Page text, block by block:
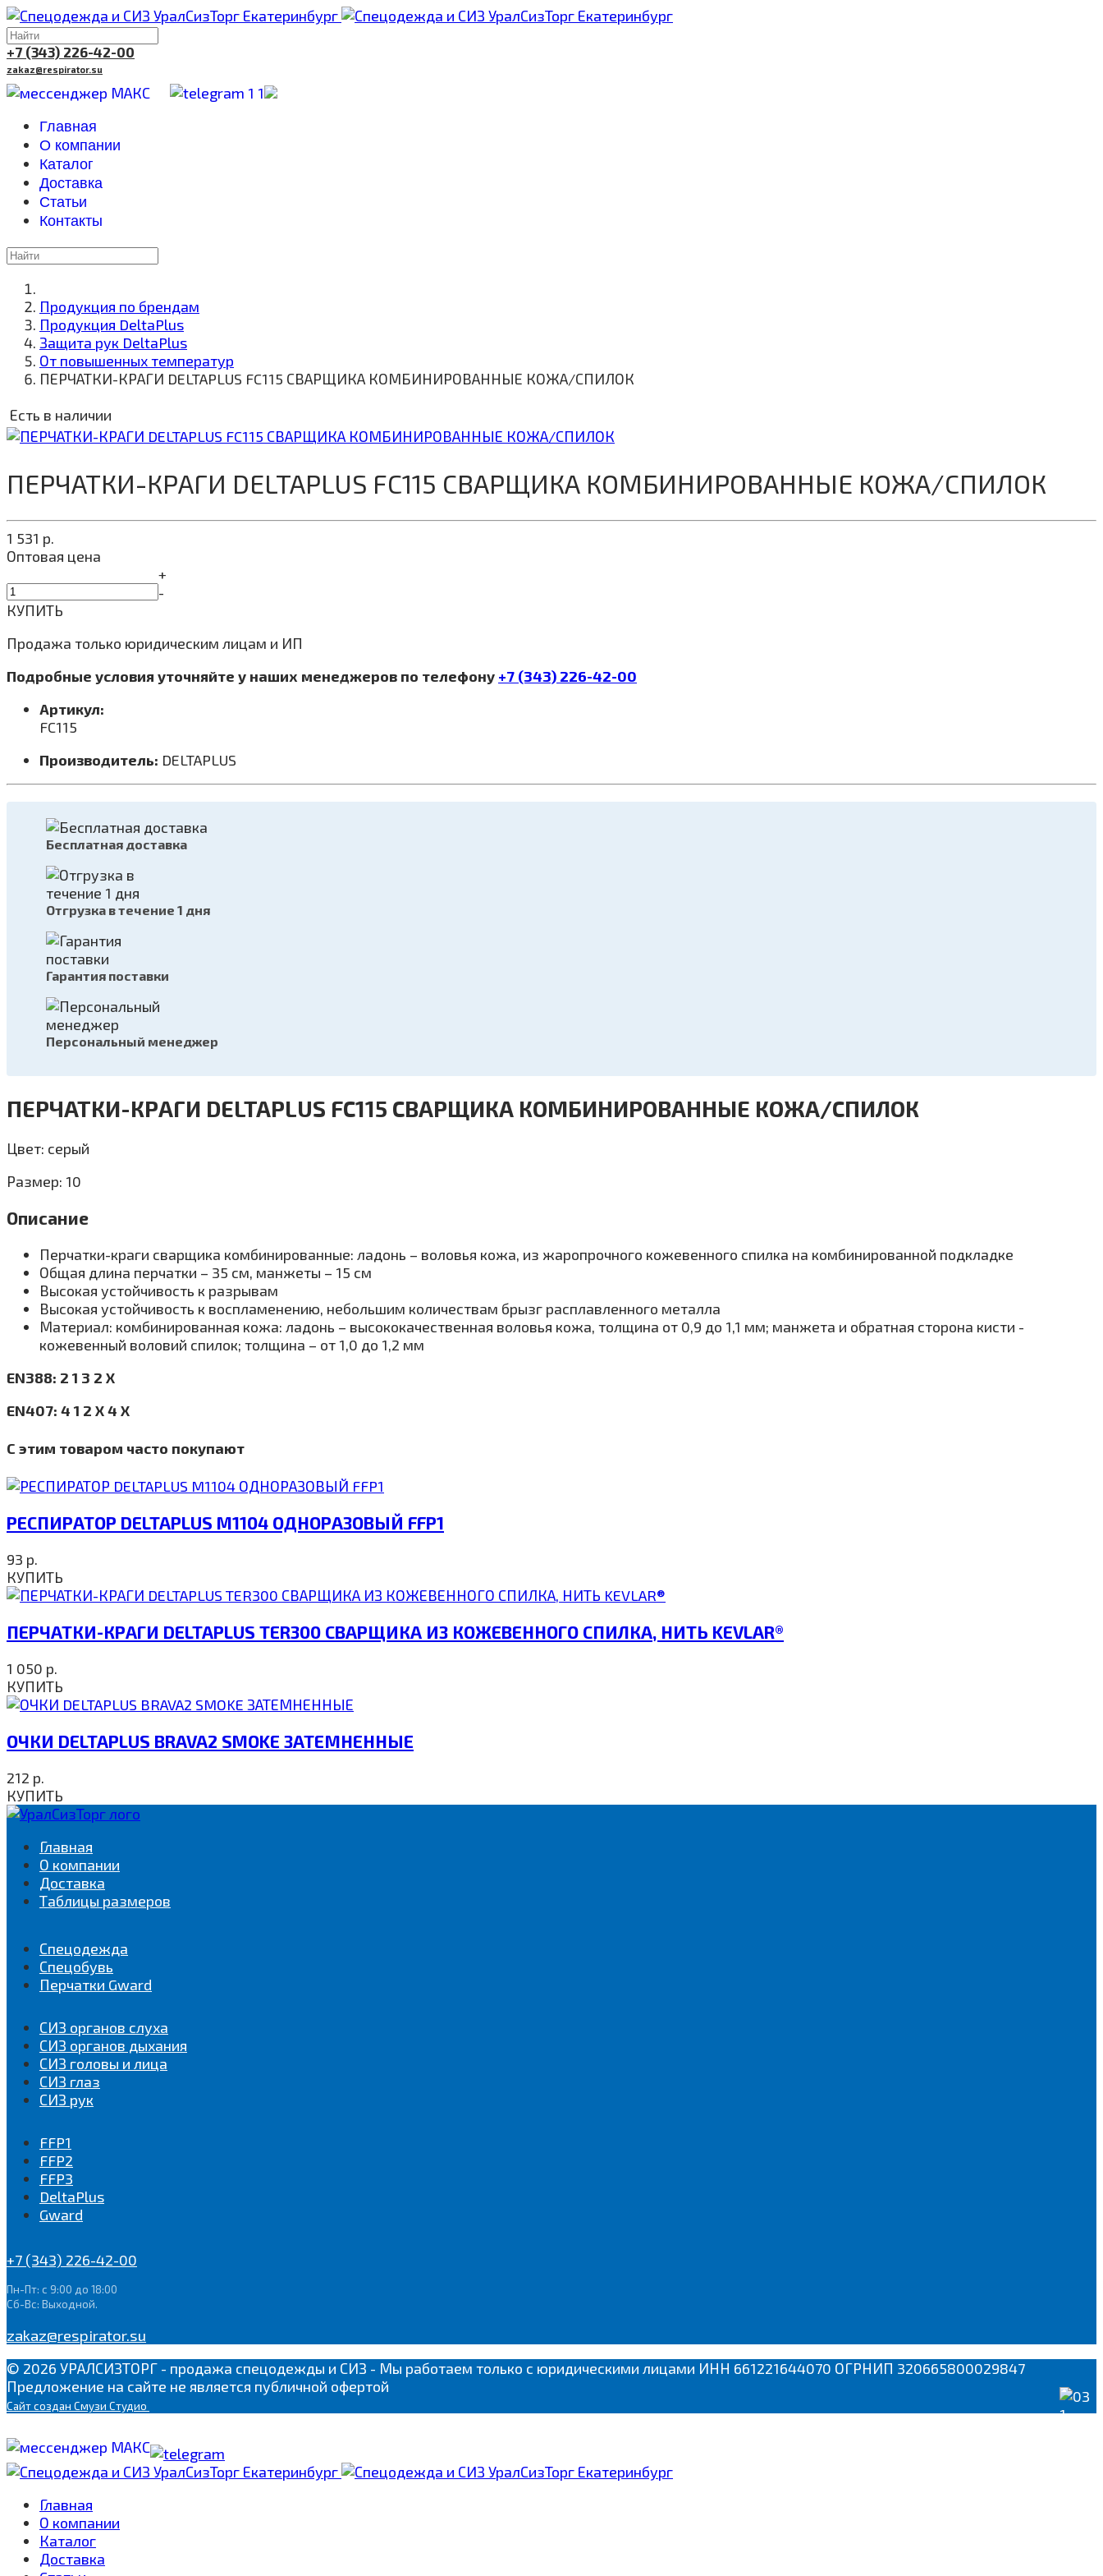
+7 (343) 226-42-00
zakaz@respirator.su
Главная
О компании
Каталог
Доставка
Cтатьи
Контакты
Продукция по брендам
Продукция DeltaPlus
Защита рук DeltaPlus
От повышенных температур
ПЕРЧАТКИ-КРАГИ DELTAPLUS FC115 СВАРЩИКА КОМБИНИРОВАННЫЕ КОЖА/СПИЛОК
Есть в наличии
ПЕРЧАТКИ-КРАГИ DELTAPLUS FC115 СВАРЩИКА КОМБИНИРОВАННЫЕ КОЖА/СПИЛОК
1 531 р.
Оптовая цена
+
-
КУПИТЬ
Продажа только юридическим лицам и ИП
Подробные условия уточняйте у наших менеджеров по телефону +7 (343) 226-42-00
Артикул:
FC115
Производитель: DELTAPLUS
Бесплатная доставка
Отгрузка в течение 1 дня
Гарантия поставки
Персональный менеджер
ПЕРЧАТКИ-КРАГИ DELTAPLUS FC115 СВАРЩИКА КОМБИНИРОВАННЫЕ КОЖА/СПИЛОК
Цвет: серый
Размер: 10
Описание
Перчатки-краги сварщика комбинированные: ладонь – воловья кожа, из жаропрочного кожевенного спилка на комбинированной подкладке
Общая длина перчатки – 35 см, манжеты – 15 см
Высокая устойчивость к разрывам
Высокая устойчивость к воспламенению, небольшим количествам брызг расплавленного металла
Материал: комбинированная кожа: ладонь – высококачественная воловья кожа, толщина от 0,9 до 1,1 мм; манжета и обратная сторона кисти -
кожевенный воловий спилок; толщина – от 1,0 до 1,2 мм
EN388: 2 1 3 2 Х
EN407: 4 1 2 Х 4 Х
С этим товаром часто покупают
РЕСПИРАТОР DELTAPLUS M1104 ОДНОРАЗОВЫЙ FFP1
93 р.
КУПИТЬ
ПЕРЧАТКИ-КРАГИ DELTAPLUS TER300 СВАРЩИКА ИЗ КОЖЕВЕННОГО СПИЛКА, НИТЬ KEVLAR®
1 050 р.
КУПИТЬ
ОЧКИ DELTAPLUS BRAVA2 SMOKE ЗАТЕМНЕННЫЕ
212 р.
КУПИТЬ
Главная
О компании
Доставка
Таблицы размеров
Спецодежда
Спецобувь
Перчатки Gward
СИЗ органов слуха
СИЗ органов дыхания
СИЗ головы и лица
СИЗ глаз
СИЗ рук
FFP1
FFP2
FFP3
DeltaPlus
Gward
+7 (343) 226-42-00
Пн-Пт: с 9:00 до 18:00
Сб-Вс: Выходной.
zakaz@respirator.su
© 2026 УРАЛСИЗТОРГ - продажа спецодежды и СИЗ - Мы работаем только с юридическими лицами ИНН 661221644070 ОГРНИП 320665800029847
Предложение на сайте не является публичной офертой
Сайтсоздан Смузи Студио
Главная
О компании
Каталог
Доставка